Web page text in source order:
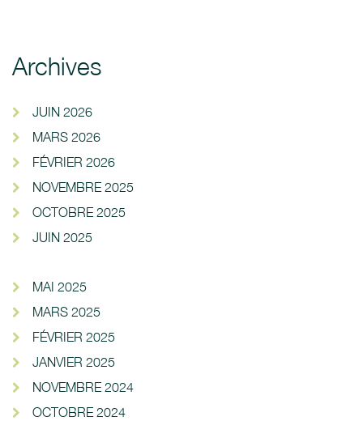
Archives
JUIN 2026
MARS 2026
FÉVRIER 2026
NOVEMBRE 2025
OCTOBRE 2025
JUIN 2025
MAI 2025
MARS 2025
FÉVRIER 2025
JANVIER 2025
NOVEMBRE 2024
OCTOBRE 2024